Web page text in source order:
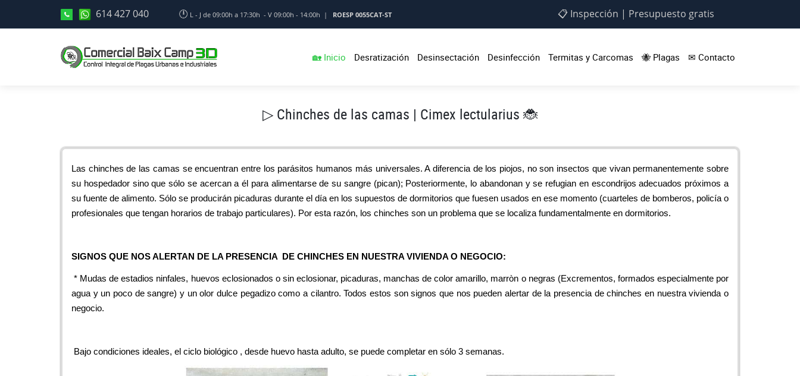
614 427 040 🕛 L - J de 09:00h a 17:30h - V 09:00h - 14:00h | ROESP 0055CAT-ST 📋 Inspección | Presupuesto gratis
🏡 Inicio Desratización Desinsectación Desinfección Termitas y Carcomas 🐝 Plagas ✉ Contacto
▷ Chinches de las camas | Cimex lectularius 🐞
Las chinches de las camas se encuentran entre los parásitos humanos más universales. A diferencia de los piojos, no son insectos que vivan permanentemente sobre
su hospedador sino que sólo se acercan a él para alimentarse de su sangre (pican); Posteriormente, lo abandonan y se refugian en escondrijos adecuados próximos a
su fuente de alimento. Sólo se producirán picaduras durante el día en los supuestos de dormitorios que fuesen usados en ese momento (cuarteles de bomberos, policía o
profesionales que tengan horarios de trabajo particulares). Por esta razón, los chinches son un problema que se localiza fundamentalmente en dormitorios.
SIGNOS QUE NOS ALERTAN DE LA PRESENCIA DE CHINCHES EN NUESTRA VIVIENDA O NEGOCIO:
* Mudas de estadios ninfales, huevos eclosionados o sin eclosionar, picaduras, manchas de color amarillo, marròn o negras (Excrementos, formados especialmente por
agua y un poco de sangre) y un olor dulce pegadizo como a cilantro. Todos estos son signos que nos pueden alertar de la presencia de chinches en nuestra vivienda o
negocio.
Bajo condiciones ideales, el ciclo biológico , desde huevo hasta adulto, se puede completar en sólo 3 semanas.